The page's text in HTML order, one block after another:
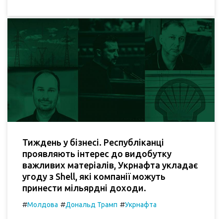
Тиждень у бізнесі. Республіканці
проявляють інтерес до видобутку
важливих матеріалів, Укрнафта укладає
угоду з Shell, які компанії можуть
принести мільярдні доходи.
#Молдова #Дональд Трамп #Укрнафта